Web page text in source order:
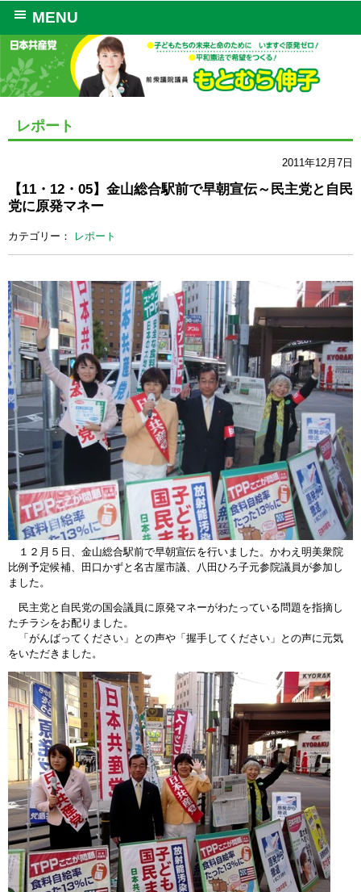
MENU
レポート
2011年12月7日
【11・12・05】金山総合駅前で早朝宣伝～民主党と自民
党に原発マネー
カテゴリー： レポート
１２月５日、金山総合駅前で早朝宣伝を行いました。かわえ明美衆院
比例予定候補、田口かずと名古屋市議、八田ひろ子元参院議員が参加し
ました。
民主党と自民党の国会議員に原発マネーがわたっている問題を指摘し
たチラシをお配りました。
「がんばってください」との声や「握手してください」との声に元気
をいただきました。